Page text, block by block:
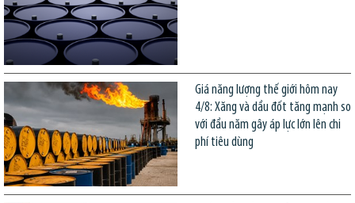
Giá năng lượng thế giới hôm nay
4/8: Xăng và dầu đốt tăng mạnh so
với đầu năm gây áp lực lớn lên chi
phí tiêu dùng